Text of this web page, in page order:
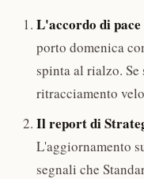
L'accordo di
porto domenica
spinta al rialzo. Se
ritracciamento
Il report di
L'aggiornamento
segnali che